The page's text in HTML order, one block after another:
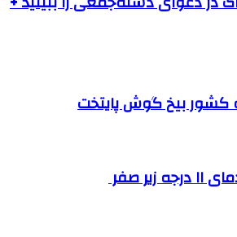
کشور بیخ گوش پایتخت